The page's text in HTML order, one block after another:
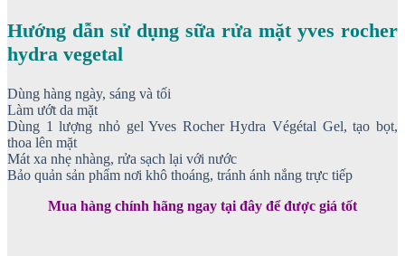
Hướng dẫn sử dụng sữa rửa mặt yves rocher
hydra vegetal
Dùng hàng ngày, sáng và tối
Làm ướt da mặt
Dùng 1 lượng nhỏ gel Yves Rocher Hydra Végétal Gel, tạo bọt,
thoa lên mặt
Mát xa nhẹ nhàng, rửa sạch lại với nước
Bảo quản sản phẩm nơi khô thoáng, tránh ánh nắng trực tiếp
Mua hàng chính hãng ngay tại đây để được giá tốt